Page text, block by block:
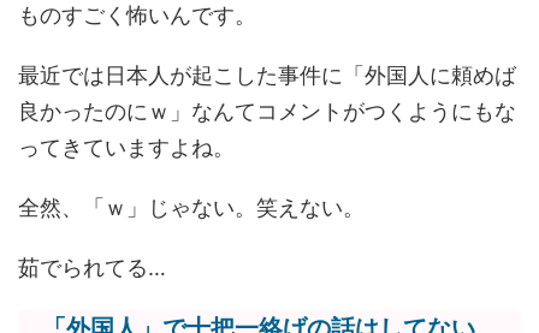
ものすごく怖いんです。
最近では日本人が起こした事件に「外国人に頼めば
良かったのにｗ」なんてコメントがつくようにもな
ってきていますよね。
全然、「ｗ」じゃない。笑えない。
茹でられてる…